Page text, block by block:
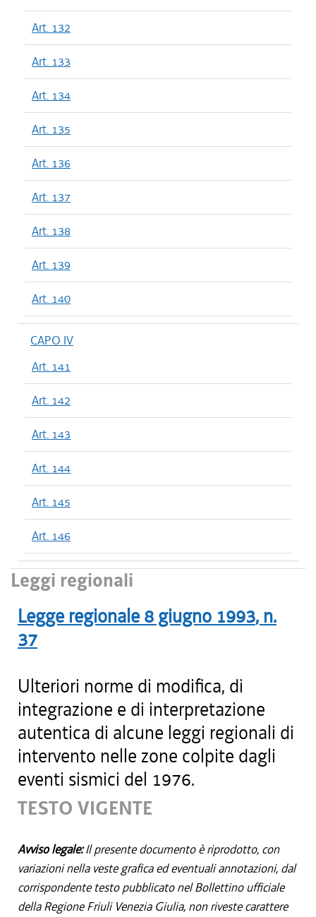
Art. 132
Art. 133
Art. 134
Art. 135
Art. 136
Art. 137
Art. 138
Art. 139
Art. 140
CAPO IV
Art. 141
Art. 142
Art. 143
Art. 144
Art. 145
Art. 146
Leggi regionali
Legge regionale 8 giugno 1993, n.
37
Ulteriori norme di modifica, di
integrazione e di interpretazione
autentica di alcune leggi regionali di
intervento nelle zone colpite dagli
eventi sismici del 1976.
TESTO VIGENTE
Avviso legale:Il presente documento è riprodotto, con
variazioni nella veste grafica ed eventuali annotazioni, dal
corrispondente testo pubblicato nel Bollettino ufficiale
della Regione Friuli Venezia Giulia, non riveste carattere